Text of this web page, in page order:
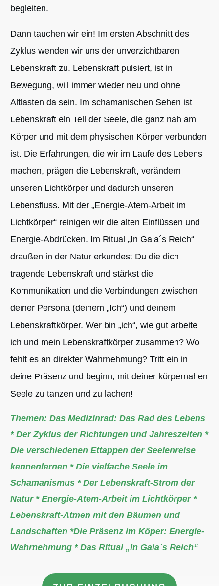
begleiten.
Dann tauchen wir ein! Im ersten Abschnitt des
Zyklus wenden wir uns der unverzichtbaren
Lebenskraft zu. Lebenskraft pulsiert, ist in
Bewegung, will immer wieder neu und ohne
Altlasten da sein. Im schamanischen Sehen ist
Lebenskraft ein Teil der Seele, die ganz nah am
Körper und mit dem physischen Körper verbunden
ist. Die Erfahrungen, die wir im Laufe des Lebens
machen, prägen die Lebenskraft, verändern
unseren Lichtkörper und dadurch unseren
Lebensfluss. Mit der „Energie-Atem-Arbeit im
Lichtkörper“ reinigen wir die alten Einflüssen und
Energie-Abdrücken. Im Ritual „In Gaia´s Reich“
draußen in der Natur erkundest Du die dich
tragende Lebenskraft und stärkst die
Kommunikation und die Verbindungen zwischen
deiner Persona (deinem „Ich“) und deinem
Lebenskraftkörper. Wer bin „ich“, wie gut arbeite
ich und mein Lebenskraftkörper zusammen? Wo
fehlt es an direkter Wahrnehmung? Tritt ein in
deine Präsenz und beginn, mit deiner körpernahen
Seele zu tanzen und zu lachen!
Themen: Das Medizinrad: Das Rad des Lebens
* Der Zyklus der Richtungen und Jahreszeiten *
Die verschiedenen Ettappen der Seelenreise
kennenlernen * Die vielfache Seele im
Schamanismus * Der Lebenskraft-Strom der
Natur * Energie-Atem-Arbeit im Lichtkörper *
Lebenskraft-Atmen mit den Bäumen und
Landschaften *Die Präsenz im Köper: Energie-
Wahrnehmung * Das Ritual „In Gaia´s Reich“